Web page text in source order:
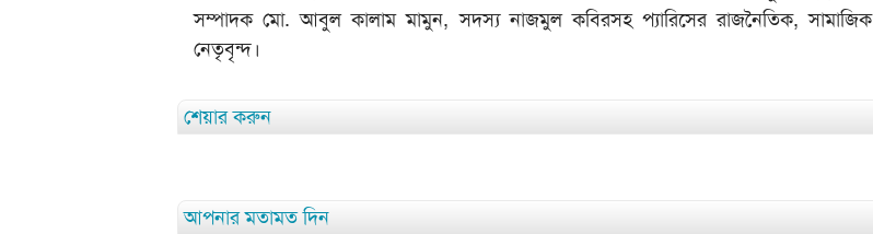
সম্পাদক মো. আবুল কালাম মামুন, সদস্য নাজমুল ক‌বিরসহ প্যা‌রি‌সের রাজ‌নৈ‌তিক, সামা‌জিক
নেতৃবৃন্দ।
শেয়ার করুন
আপনার মতামত দিন